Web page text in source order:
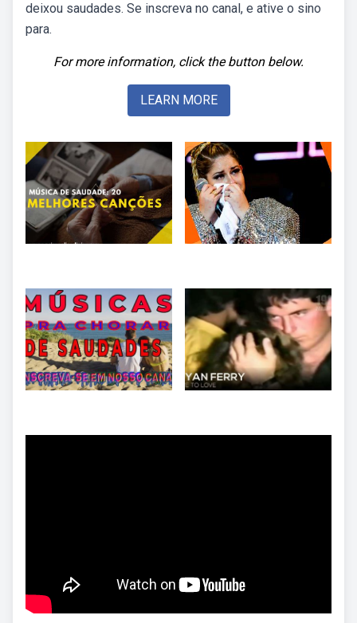
deixou saudades. Se inscreva no canal, e ative o sino
para.
For more information, click the button below.
LEARN MORE